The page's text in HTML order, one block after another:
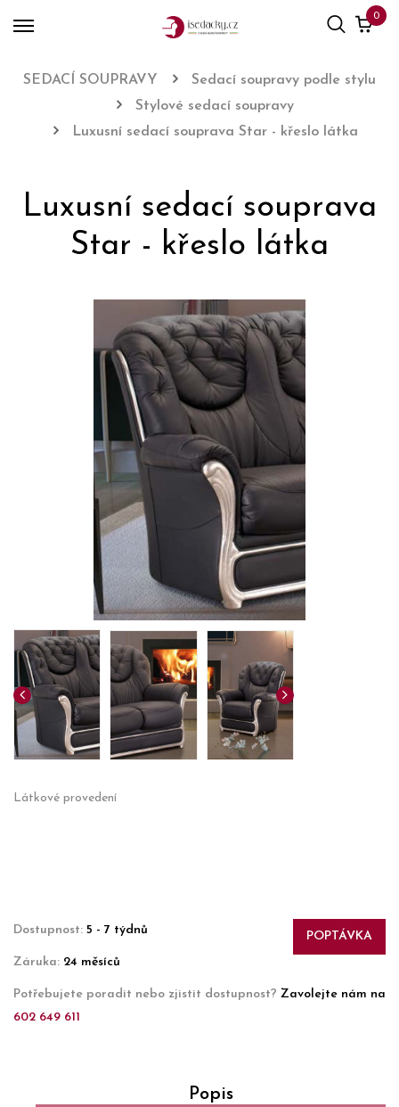
0
SEDACÍ SOUPRAVY
Sedací soupravy podle stylu
Stylové sedací soupravy
Luxusní sedací souprava Star - křeslo látka
Luxusní sedací souprava
Star - křeslo látka
Látkové provedení
POPTÁVKA
Dostupnost: 5 - 7 týdnů
Záruka: 24 měsíců
Potřebujete poradit nebo zjistit dostupnost? Zavolejte nám na
602 649 611
Popis